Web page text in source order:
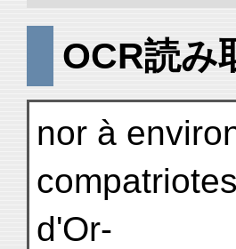
OCR読み
nor à
d'Or-